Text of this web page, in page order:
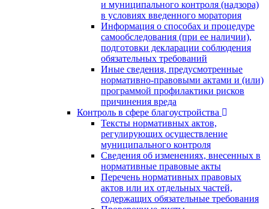
и муниципального контроля (надзора)
в условиях введенного моратория
Информация о способах и процедуре
самообследования (при ее наличии),
подготовки декларации соблюдения
обязательных требований
Иные сведения, предусмотренные
нормативно-правовыми актами и (или)
программой профилактики рисков
причинения вреда
Контроль в сфере благоустройства
Тексты нормативных актов,
регулирующих осуществление
муниципального контроля
Сведения об изменениях, внесенных в
нормативные правовые акты
Перечень нормативных правовых
актов или их отдельных частей,
содержащих обязательные требования